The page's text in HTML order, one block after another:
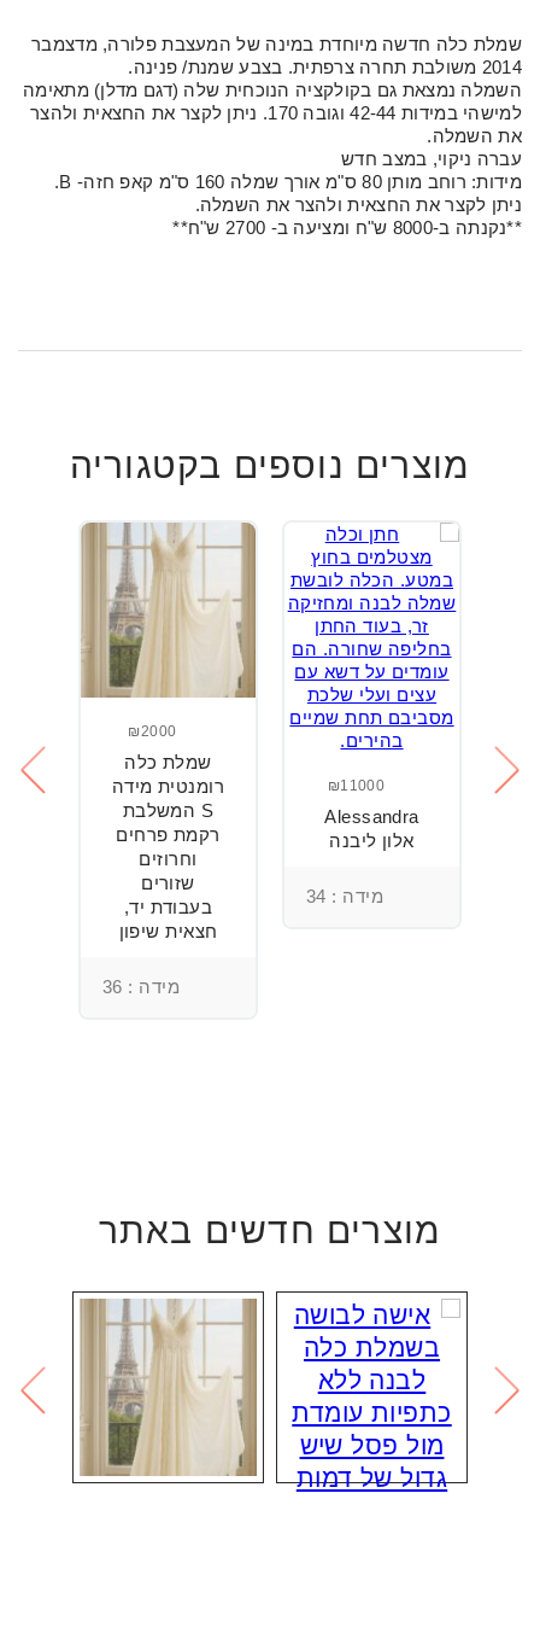
שמלת כלה חדשה מיוחדת במינה של המעצבת פלורה, מדצמבר
2014 משולבת תחרה צרפתית. בצבע שמנת/ פנינה.
השמלה נמצאת גם בקולקציה הנוכחית שלה (דגם מדלן) מתאימה
למישהי במידות 42-44 וגובה 170. ניתן לקצר את החצאית ולהצר
את השמלה.
עברה ניקוי, במצב חדש
מידות: רוחב מותן 80 ס"מ אורך שמלה 160 ס"מ קאפ חזה- B.
ניתן לקצר את החצאית ולהצר את השמלה.
**נקנתה ב-8000 ש"ח ומציעה ב- 2700 ש"ח**
מוצרים נוספים בקטגוריה
₪11000
Alessandra
אלון ליבנה
מידה : 34
₪2000
שמלת כלה
רומנטית מידה
S המשלבת
רקמת פרחים
וחרוזים
שזורים
בעבודת יד,
חצאית שיפון
מידה : 36
מוצרים חדשים באתר